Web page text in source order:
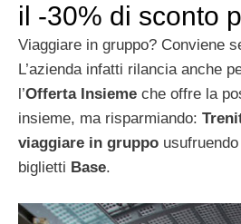
il -30% di sconto
Viaggiare in gruppo? Conviene
L’azienda infatti rilancia anche
l’Offerta Insieme che offre la
insieme, ma risparmiando:
viaggiare in gruppo
biglietti Base.